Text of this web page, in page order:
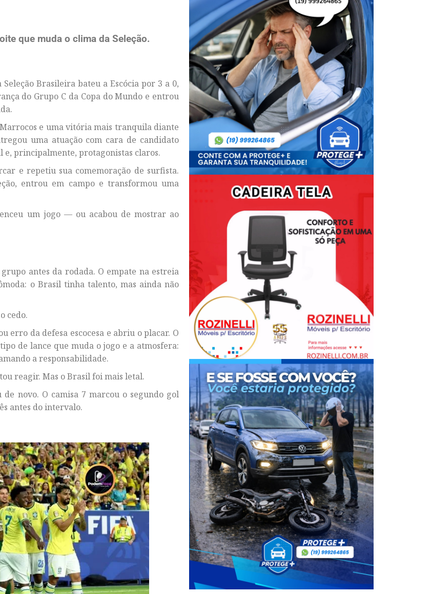
que muda o clima da Seleção.
Brasileira bateu a Escócia por 3 a 0,
do Grupo C da Copa do Mundo e entrou
e uma vitória mais tranquila diante
uma atuação com cara de candidato
principalmente, protagonistas claros.
e repetiu sua comemoração de surfista.
entrou em campo e transformou uma
um jogo — ou acabou de mostrar ao
antes da rodada. O empate na estreia
o Brasil tinha talento, mas ainda não
cedo.
erro da defesa escocesa e abriu o placar. O
de lance que muda o jogo e a atmosfera:
a responsabilidade.
reagir. Mas o Brasil foi mais letal.
novo. O camisa 7 marcou o segundo gol
antes do intervalo.